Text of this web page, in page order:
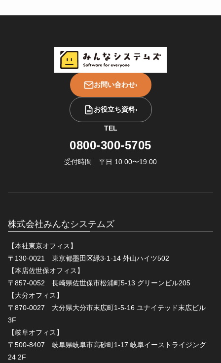
お問い合わせ›
お役立ち資料›
TEL
0800-300-5705
受付時間 平日 10:00〜19:00
株式会社みんなシステムズ
【本社東京オフィス】
〒130-0021 東京都墨田区緑3-1-14 外山ハイツ502
【本店佐世保オフィス】
〒857-0052 長崎県佐世保市松浦町5-13 グリーンビル205
【大分オフィス】
〒870-0027 大分県大分市末広町1-5-16 ユナイテッド末広ビル
3F
【岐阜オフィス】
〒500-8407 岐阜県岐阜市高砂町1-17 岐阜イーストライジング
24 2F